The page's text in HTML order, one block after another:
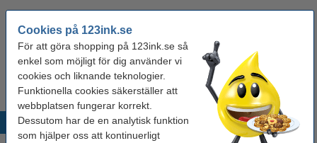
Cookies på 123ink.se
För att göra shopping på 123ink.se så
enkel som möjligt för dig använder vi
cookies och liknande teknologier.
Funktionella cookies säkerställer att
webbplatsen fungerar korrekt.
Dessutom har de en analytisk funktion
som hjälper oss att kontinuerligt
Glöm inte att beställa!
​​​​​​​Grenuttag 3m | 6 uttag | Brennenstuhl | svart
150 kr
Populära produkter